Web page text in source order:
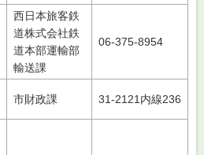
西日本旅客鉄
道株式会社鉄
道本部運輸部
輸送課
06-375-8954
市財政課 31-2121内線236